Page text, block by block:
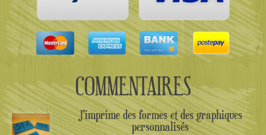
COMMENTAIRES
J'imprime des formes et des graphiques
personnalisés